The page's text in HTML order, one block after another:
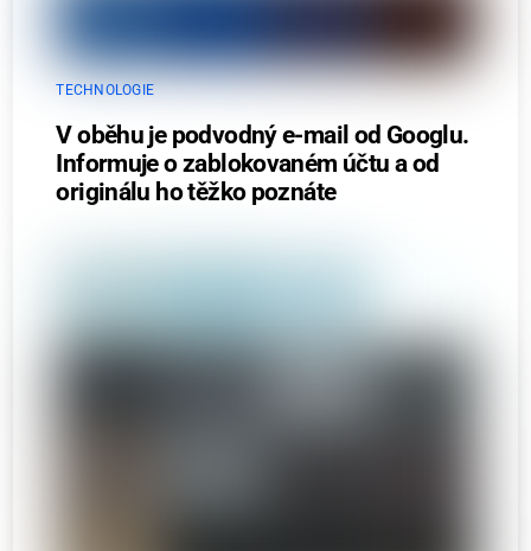
TECHNOLOGIE
V oběhu je podvodný e-mail od Googlu.
Informuje o zablokovaném účtu a od
originálu ho těžko poznáte